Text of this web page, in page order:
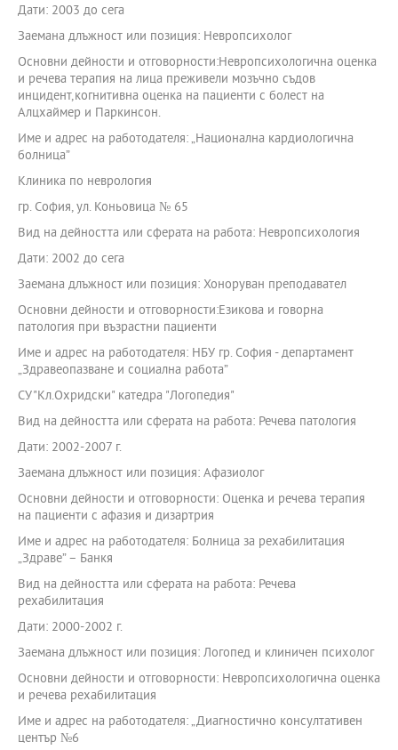
Дати: 2003 до сега
Заемана длъжност или позиция: Невропсихолог
Основни дейности и отговорности:Невропсихологична оценка
и речева терапия на лица преживели мозъчно съдов
инцидент,когнитивна оценка на пациенти с болест на
Алцхаймер и Паркинсон.
Име и адрес на работодателя: „Национална кардиологична
болница”
Клиника по неврология
гр. София, ул. Коньовица № 65
Вид на дейността или сферата на работа: Невропсихология
Дати: 2002 до сега
Заемана длъжност или позиция: Хоноруван преподавател
Основни дейности и отговорности:Езикова и говорна
патология при възрастни пациенти
Име и адрес на работодателя: НБУ гр. София - департамент
„Здравеопазване и социална работа”
СУ"Кл.Охридски" катедра "Логопедия"
Вид на дейността или сферата на работа: Речева патология
Дати: 2002-2007 г.
Заемана длъжност или позиция: Афазиолог
Основни дейности и отговорности: Оценка и речева терапия
на пациенти с афазия и дизартрия
Име и адрес на работодателя: Болница за рехабилитация
„Здраве” – Банкя
Вид на дейността или сферата на работа: Речева
рехабилитация
Дати: 2000-2002 г.
Заемана длъжност или позиция: Логопед и клиничен психолог
Основни дейности и отговорности: Невропсихологична оценка
и речева рехабилитация
Име и адрес на работодателя: „Диагностично консултативен
център №6